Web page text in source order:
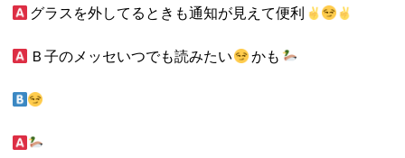
グラスを外してるときも通知が見えて便利
Ｂ子のメッセいつでも読みたい かも